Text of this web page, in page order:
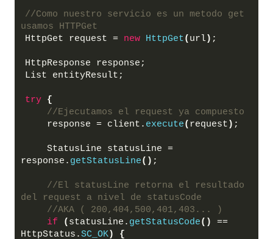
//Como nuestro servicio es un metodo get
usamos HTTPGet
HttpGet request = new HttpGet( url) ;
HttpResponse response;
List entityResult;
try {
//Ejecutamos el request ya compuesto
    response = client.
execute( request ) ;
    StatusLine statusLine =
response. getStatusLine() ;
//El statusLine retorna el resultado
del request a nivel de statusCode
//AKA ( 200,404,500,401,403... )
if
( statusLine. getStatusCode()
==
HttpStatus.SC_OK) {